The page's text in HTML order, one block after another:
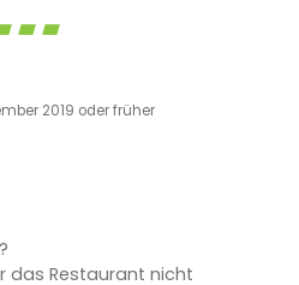
2019 oder früher
das Restaurant nicht